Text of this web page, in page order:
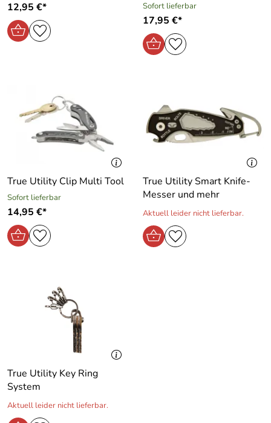
12,95 €* Sofort lieferbar
17,95 €*
True Utility Clip Multi Tool
Sofort lieferbar
14,95 €*
True Utility Smart Knife-
Messer und mehr
Aktuell leider nicht lieferbar.
True Utility Key Ring
System
Aktuell leider nicht lieferbar.